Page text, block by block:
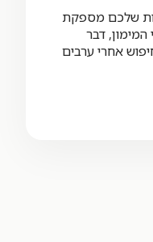
שלכם מספקת
דבר
אחרי ערבים